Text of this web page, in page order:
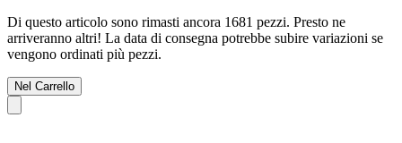
Di questo articolo sono rimasti ancora 1681 pezzi. Presto ne
arriveranno altri! La data di consegna potrebbe subire variazioni se
vengono ordinati più pezzi.
Nel Carrello